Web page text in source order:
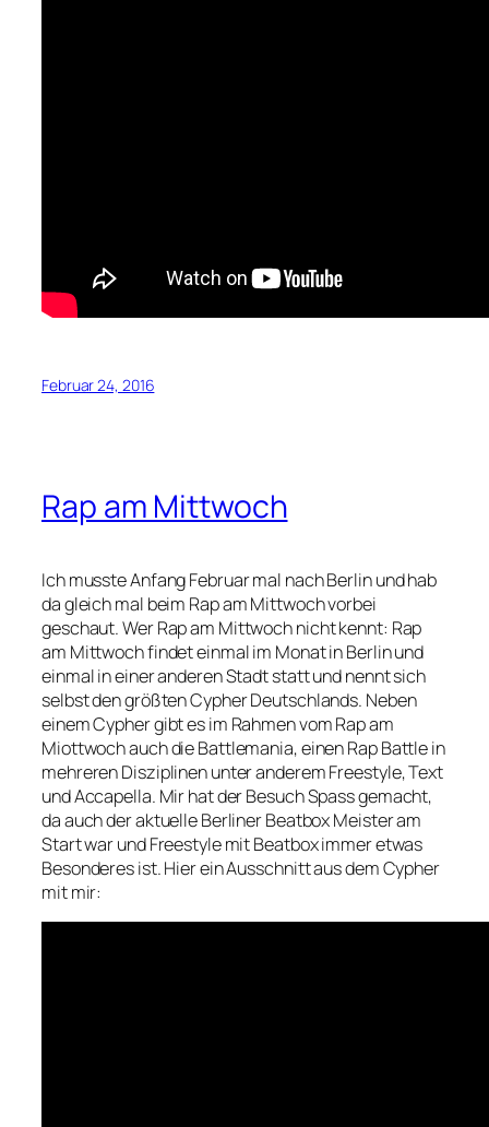
Februar 24, 2016
Rap am Mittwoch
Ich musste Anfang Februar mal nach Berlin und hab
da gleich mal beim Rap am Mittwoch vorbei
geschaut. Wer Rap am Mittwoch nicht kennt: Rap
am Mittwoch findet einmal im Monat in Berlin und
einmal in einer anderen Stadt statt und nennt sich
selbst den größten Cypher Deutschlands. Neben
einem Cypher gibt es im Rahmen vom Rap am
Miottwoch auch die Battlemania, einen Rap Battle in
mehreren Disziplinen unter anderem Freestyle, Text
und Accapella. Mir hat der Besuch Spass gemacht,
da auch der aktuelle Berliner Beatbox Meister am
Start war und Freestyle mit Beatbox immer etwas
Besonderes ist. Hier ein Ausschnitt aus dem Cypher
mit mir: